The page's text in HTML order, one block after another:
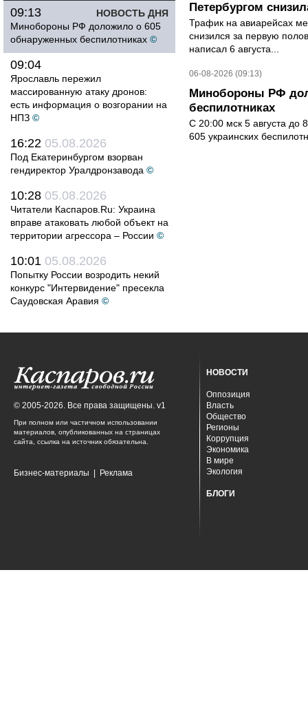
НОВОСТЬ ДНЯ
09:13
Минобороны РФ доложило о 605
обнаруженных беспилотниках ©
09:04
Ярославль пережил
массированную атаку дронов:
есть информация о возгорании на
НПЗ ©
16:22 05.08.2026
Под Екатеринбургом взорван
гендиректор Уралдронзавода ©
10:28 05.08.2026
Читатели Каспаров.Ru: Украина
вправе атаковать любой объект на
территории агрессора – России ©
10:01 05.08.2026
Попытку России возродить некий
конкурс "Интервидение" пресекла
Саудовская Аравия ©
Петербургом
Трафик на авиарейсах
снизился за первую
написал 6 августа...
06-08-2026 (09:13)
Минобороны РФ
беспилотниках
С 20:00 мск 5 августа до
605 украинских
© 2005-2026. Все права защищены. v1
При полном или частичном использовании
материалов, опубликованных на страницах
сайта, ссылка на источник обязательна.
Бизнес-материалы Реклама
НОВОСТИ
Оппозиция
Власть
Общество
Регионы
Коррупция
Экономика
В мире
Экология
БЛОГИ